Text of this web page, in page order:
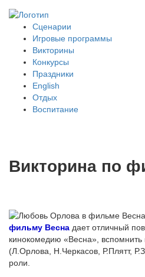
Сценарии
Игровые программы
Викторины
Конкурсы
Праздники
English
Отдых
Воспитание
Викторина по
фильму Весна дает отличный
кинокомедию «Весна», вспомнить
(Л.Орлова, Н.Черкасов, Р.Плятт,
роли.